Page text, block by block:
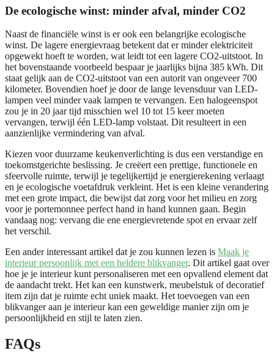
De ecologische winst: minder afval, minder CO2
Naast de financiële winst is er ook een belangrijke ecologische
winst. De lagere energievraag betekent dat er minder elektriciteit
opgewekt hoeft te worden, wat leidt tot een lagere CO2-uitstoot. In
het bovenstaande voorbeeld bespaar je jaarlijks bijna 385 kWh. Dit
staat gelijk aan de CO2-uitstoot van een autorit van ongeveer 700
kilometer. Bovendien hoef je door de lange levensduur van LED-
lampen veel minder vaak lampen te vervangen. Een halogeenspot
zou je in 20 jaar tijd misschien wel 10 tot 15 keer moeten
vervangen, terwijl één LED-lamp volstaat. Dit resulteert in een
aanzienlijke vermindering van afval.
Kiezen voor duurzame keukenverlichting is dus een verstandige en
toekomstgerichte beslissing. Je creëert een prettige, functionele en
sfeervolle ruimte, terwijl je tegelijkertijd je energierekening verlaagt
en je ecologische voetafdruk verkleint. Het is een kleine verandering
met een grote impact, die bewijst dat zorg voor het milieu en zorg
voor je portemonnee perfect hand in hand kunnen gaan. Begin
vandaag nog: vervang die ene energievretende spot en ervaar zelf
het verschil.
Een ander interessant artikel dat je zou kunnen lezen is Maak je
interieur persoonlijk met een heldere blikvanger. Dit artikel gaat over
hoe je je interieur kunt personaliseren met een opvallend element dat
de aandacht trekt. Het kan een kunstwerk, meubelstuk of decoratief
item zijn dat je ruimte echt uniek maakt. Het toevoegen van een
blikvanger aan je interieur kan een geweldige manier zijn om je
persoonlijkheid en stijl te laten zien.
FAQs